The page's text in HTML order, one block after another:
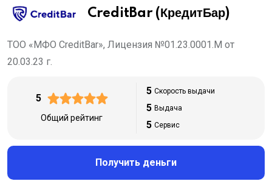
CreditBar (КредитБар)
ТОО «МФО CreditBar», Лицензия №01.23.0001.M от
20.03.23 г.
5
Общий рейтинг
5 Скорость выдачи
5 Выдача
5 Сервис
Получить деньги